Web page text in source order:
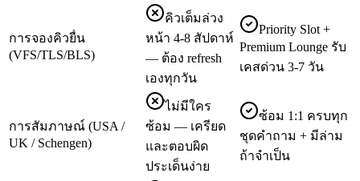
การจองคิวยื่น
(VFS/TLS/BLS)
คิวเต็มล่วง
หน้า 4-8 สัปดาห์
— ต้อง refresh
เองทุกวัน
Priority Slot +
Premium Lounge รับ
เคสด่วน 3-7 วัน
การสัมภาษณ์ (USA /
UK / Schengen)
ไม่มีใคร
ซ้อม — เครียด
และตอบผิด
ประเด็นง่าย
ซ้อม 1:1 ครบทุก
ชุดคำถาม + มีล่าม
ถ้าจำเป็น